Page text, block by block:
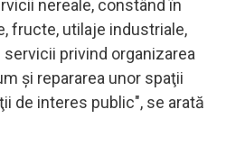
nereale, constând în
fructe, utilaje industriale,
privind organizarea
şi repararea unor spaţii
de interes public", se arată